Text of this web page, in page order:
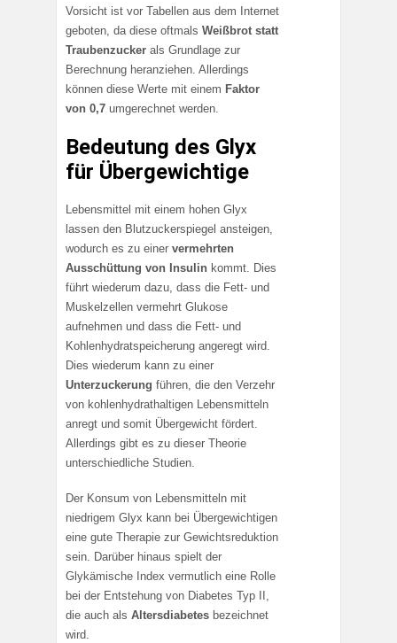
Vorsicht ist vor Tabellen aus dem Internet
geboten, da diese oftmals Weißbrot statt
Traubenzucker als Grundlage zur
Berechnung heranziehen. Allerdings
können diese Werte mit einem Faktor
von 0,7 umgerechnet werden.
Bedeutung des Glyx
für Übergewichtige
Lebensmittel mit einem hohen Glyx
lassen den Blutzuckerspiegel ansteigen,
wodurch es zu einer vermehrten
Ausschüttung von Insulin kommt. Dies
führt wiederum dazu, dass die Fett- und
Muskelzellen vermehrt Glukose
aufnehmen und dass die Fett- und
Kohlenhydratspeicherung angeregt wird.
Dies wiederum kann zu einer
Unterzuckerung führen, die den Verzehr
von kohlenhydrathaltigen Lebensmitteln
anregt und somit Übergewicht fördert.
Allerdings gibt es zu dieser Theorie
unterschiedliche Studien.
Der Konsum von Lebensmitteln mit
niedrigem Glyx kann bei Übergewichtigen
eine gute Therapie zur Gewichtsreduktion
sein. Darüber hinaus spielt der
Glykämische Index vermutlich eine Rolle
bei der Entstehung von Diabetes Typ II,
die auch als Altersdiabetes bezeichnet
wird.